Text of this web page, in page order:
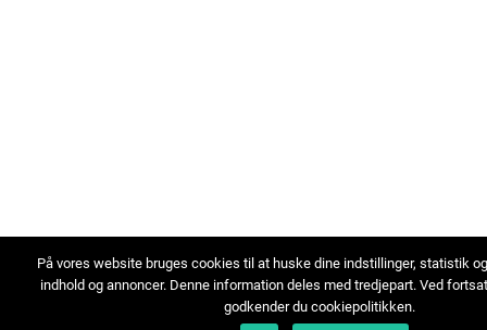
På vores website bruges cookies til at huske dine indstillinger, statistik
indhold og annoncer. Denne information deles med tredjepart. Ved
godkender du cookiepolitikken.